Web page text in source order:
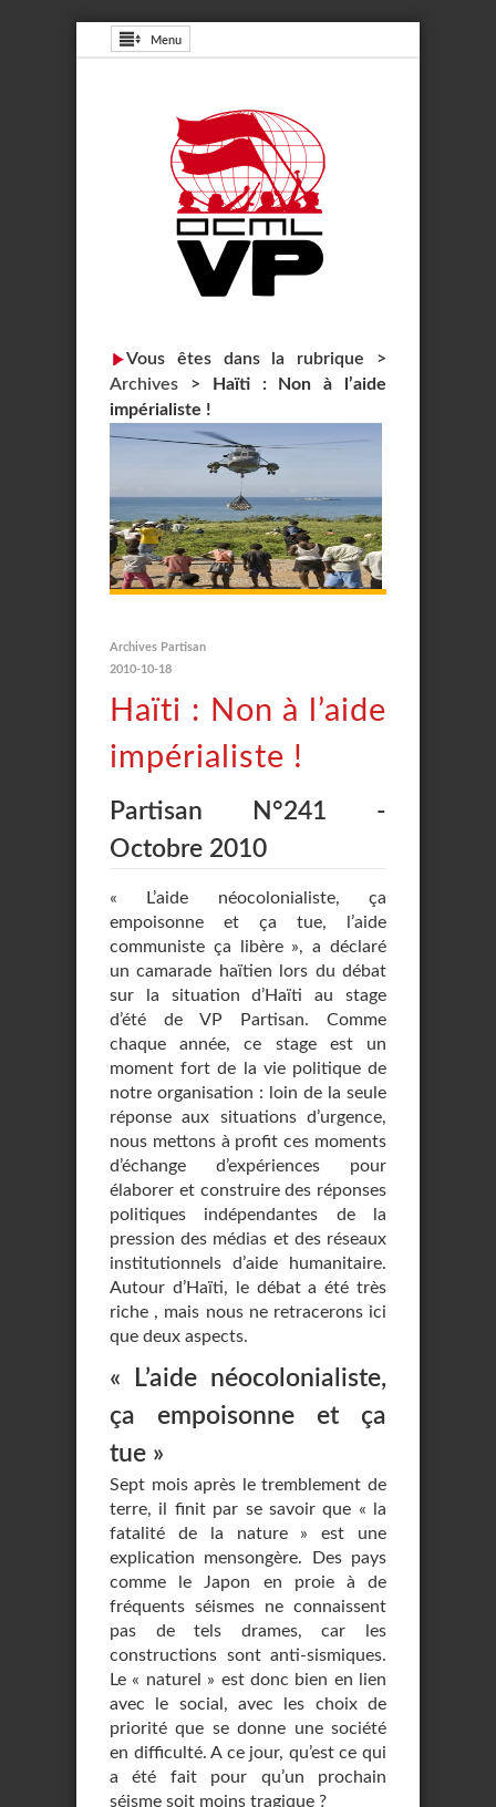
Menu
Vous êtes dans la rubrique >
Archives >
Haïti : Non à l’aide
impérialiste !
Archives Partisan
2010-10-18
Haïti : Non à l’aide
impérialiste !
Partisan N°241 -
Octobre 2010
« L’aide néocolonialiste, ça
empoisonne et ça tue, l’aide
communiste ça libère », a déclaré
un camarade haïtien lors du débat
sur la situation d’Haïti au stage
d’été de VP Partisan. Comme
chaque année, ce stage est un
moment fort de la vie politique de
notre organisation : loin de la seule
réponse aux situations d’urgence,
nous mettons à profit ces moments
d’échange d’expériences pour
élaborer et construire des réponses
politiques indépendantes de la
pression des médias et des réseaux
institutionnels d’aide humanitaire.
Autour d’Haïti, le débat a été très
riche , mais nous ne retracerons ici
que deux aspects.
« L’aide néocolonialiste,
ça empoisonne et ça
tue »
Sept mois après le tremblement de
terre, il finit par se savoir que « la
fatalité de la nature » est une
explication mensongère. Des pays
comme le Japon en proie à de
fréquents séismes ne connaissent
pas de tels drames, car les
constructions sont anti-sismiques.
Le « naturel » est donc bien en lien
avec le social, avec les choix de
priorité que se donne une société
en difficulté. A ce jour, qu’est ce qui
a été fait pour qu’un prochain
séisme soit moins tragique ?